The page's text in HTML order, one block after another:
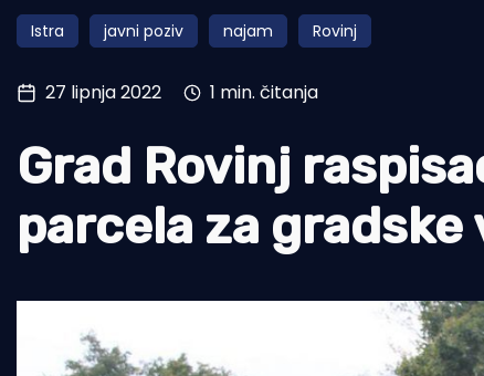
Pomorstvo
Ribolov
Tradicija i kultura
Istra javni poziv najam Rovinj
27 lipnja 2022 1 min. čitanja
Grad Rovinj
parcela za gradske